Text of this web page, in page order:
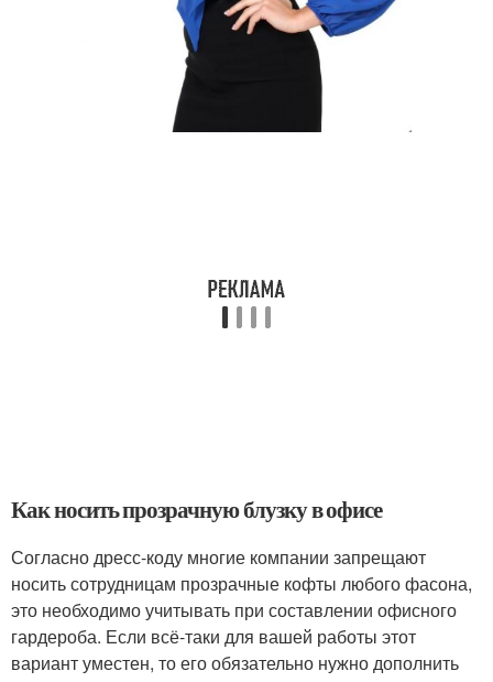
Как носить прозрачную блузку в офисе
Согласно дресс-коду многие компании запрещают
носить сотрудницам прозрачные кофты любого фасона,
это необходимо учитывать при составлении офисного
гардероба. Если всё-таки для вашей работы этот
вариант уместен, то его обязательно нужно дополнить